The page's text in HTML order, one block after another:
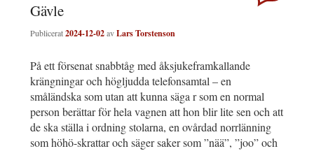
Gävle
Publicerat2024-12-02avLars Torstenson
På ett försenat snabbtåg med åksjukeframkallande
krängningar och högljudda telefonsamtal – en
småländska som utan att kunna säga r som en normal
person berättar för hela vagnen att hon blir lite sen och att
de ska ställa i ordning stolarna, en ovårdad norrlänning
som höhö-skrattar och säger saker som ”nää”, ”joo” och